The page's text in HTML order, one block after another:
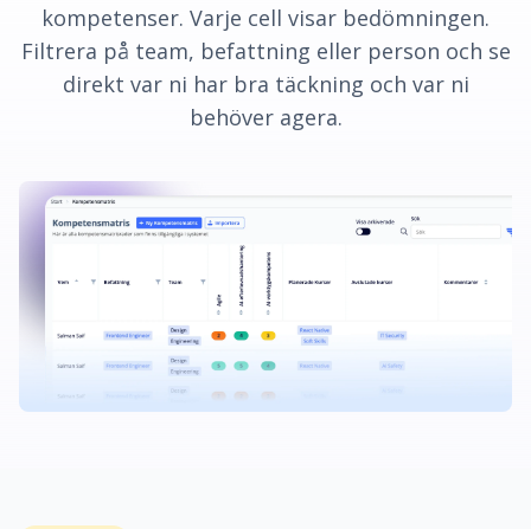
kompetenser. Varje cell visar bedömningen.
Filtrera på team, befattning eller person och se
direkt var ni har bra täckning och var ni
behöver agera.